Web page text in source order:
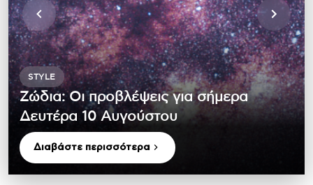
STYLE
Ζώδια: Οι προβλέψεις για σήμερα
Δευτέρα 10 Αυγούστου
Διαβάστε περισσότερα